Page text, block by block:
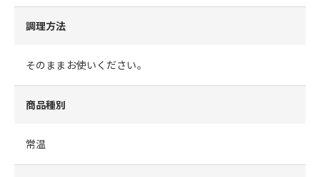
調理方法
そのままお使いください。
商品種別
常温